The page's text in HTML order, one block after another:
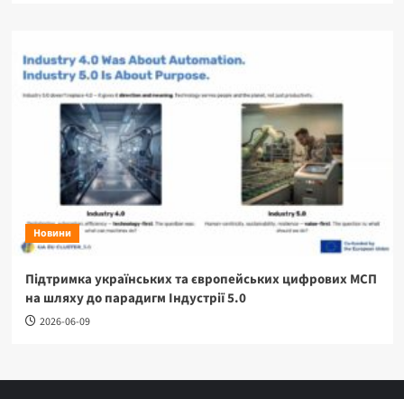
Новини
Підтримка українських та європейських цифрових МСП
на шляху до парадигм Індустрії 5.0
2026-06-09